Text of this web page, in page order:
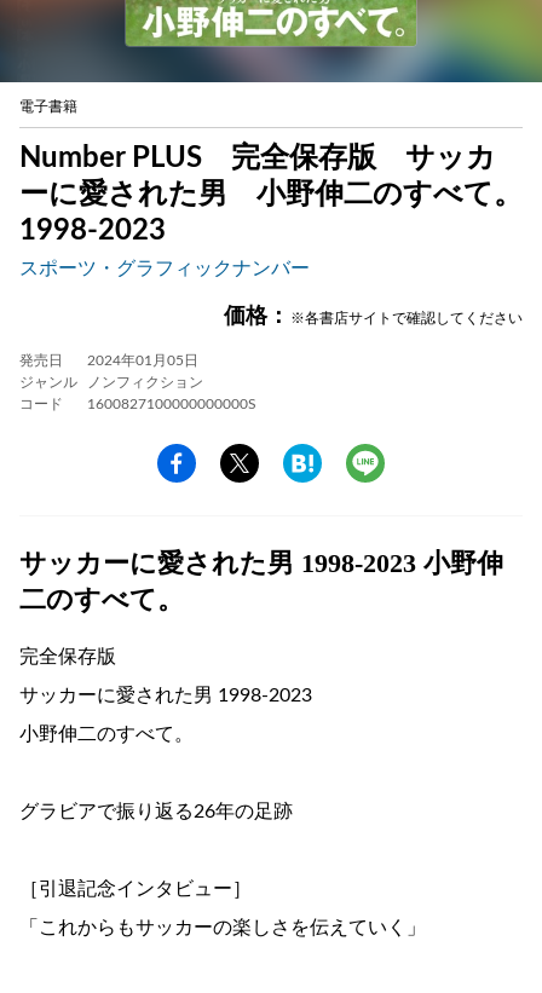
電子書籍
Number PLUS 完全保存版 サッカ
ーに愛された男 小野伸二のすべて。
1998-2023
スポーツ・グラフィックナンバー
価格： ※各書店サイトで確認してください
発売日
2024年01月05日
ジャンル
ノンフィクション
コード
1600827100000000000S
サッカーに愛された男 1998-2023 小野伸
二のすべて。
完全保存版
サッカーに愛された男 1998-2023
小野伸二のすべて。
グラビアで振り返る26年の足跡
［引退記念インタビュー］
「これからもサッカーの楽しさを伝えていく」